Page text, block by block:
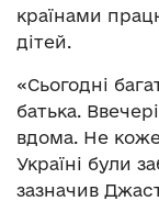
країнами
дітей.
«Сьогодні
батька.
вдома. Не
Україні були
зазначив